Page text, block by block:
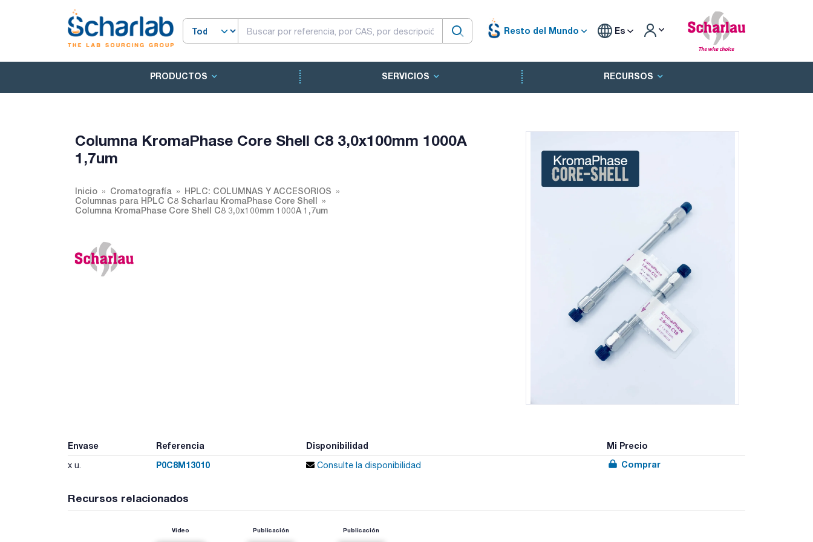
Resto del Mundo Es
PRODUCTOS SERVICIOS RECURSOS
Columna KromaPhase Core Shell C8 3,0x100mm 1000A
1,7um
Inicio Cromatografía
HPLC: COLUMNAS Y ACCESORIOS
Columnas para HPLC C8 Scharlau KromaPhase Core Shell
Columna KromaPhase Core Shell C8 3,0x100mm 1000A 1,7um
Envase Referencia Disponibilidad Mi Precio
x u. P0C8M13010 Consulte la disponibilidad Comprar
Recursos relacionados
Vídeo Publicación Publicación